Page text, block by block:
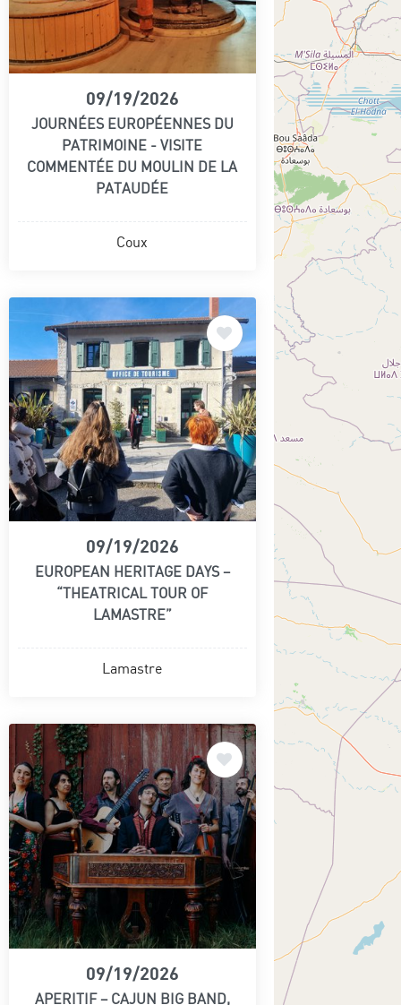
09/19/2026
JOURNÉES EUROPÉENNES DU
PATRIMOINE - VISITE
COMMENTÉE DU MOULIN DE LA
PATAUDÉE
Coux
09/19/2026
EUROPEAN HERITAGE DAYS –
“THEATRICAL TOUR OF
LAMASTRE”
Lamastre
09/19/2026
APERITIF – CAJUN BIG BAND,